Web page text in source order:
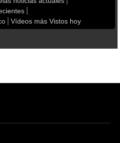
Vídeos más Vistos hoy